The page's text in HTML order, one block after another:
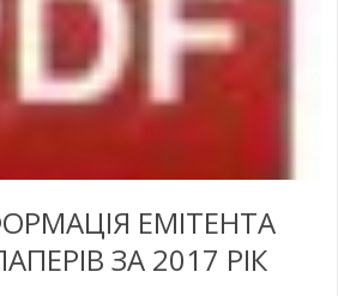
ЕМІТЕНТА
ЗА 2017 РІК